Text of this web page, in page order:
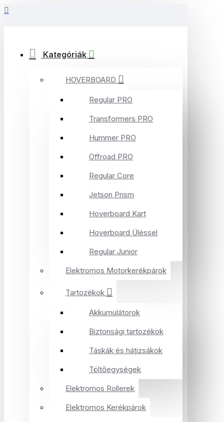
Kategóriák
HOVERBOARD
Regular PRO
Transformers PRO
Hummer PRO
Offroad PRO
Regular Core
Jetson Prism
Hoverboard Kart
Hoverboard Üléssel
Regular Junior
Elektromos Motorkerékpárok
Tartozékok
Akkumulátorok
Biztonsági tartozékok
Táskák és hátizsákok
Töltőegységek
Elektromos Rollerek
Elektromos Kerékpárok